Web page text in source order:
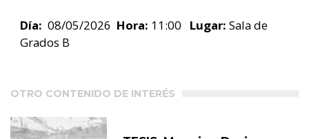
Día: 08/05/2026 Hora: 11:00 Lugar: Sala de
Grados B
OTRO CONTENIDO DE INTERÉS